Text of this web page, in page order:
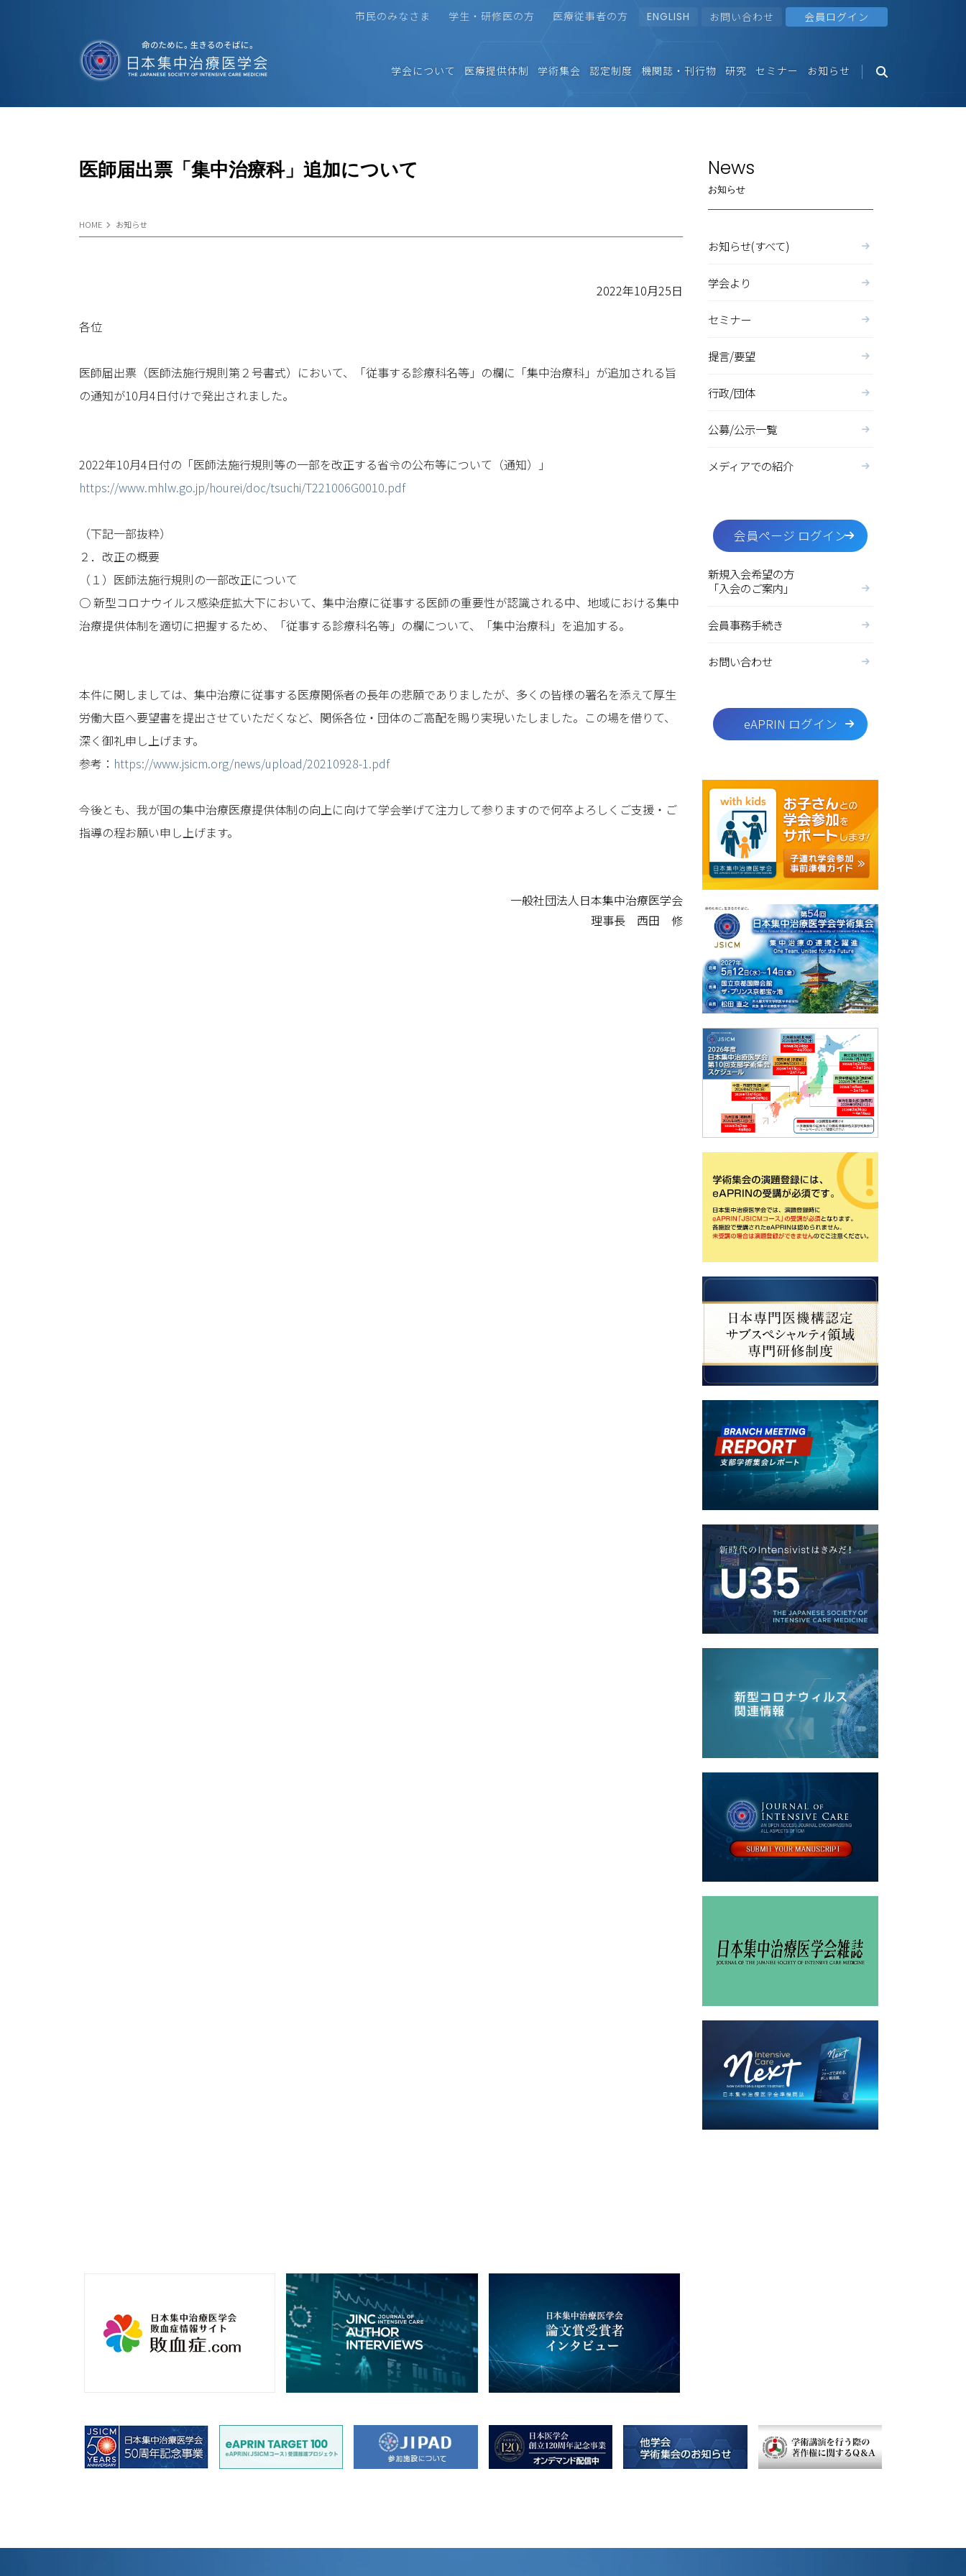
市民のみなさま 学生・研修医の方 医療従事者の方 ENGLISH お問い合わせ 会員ログイン
学会について 医療提供体制 学術集会 認定制度 機関誌・刊行物 研究 セミナー お知らせ
HOME お知らせ
医師届出票「集中治療科」追加について
2022年10月25日
各位
医師届出票（医師法施行規則第２号書式）において、「従事する診療科名等」の欄に「集中治療科」が追加される旨
の通知が10月4日付けで発出されました。
2022年10月4日付の「医師法施行規則等の一部を改正する省令の公布等について（通知）」
https://www.mhlw.go.jp/hourei/doc/tsuchi/T221006G0010.pdf
（下記一部抜粋）
２．改正の概要
（１）医師法施行規則の一部改正について
○ 新型コロナウイルス感染症拡大下において、集中治療に従事する医師の重要性が認識される中、地域における集中
治療提供体制を適切に把握するため、「従事する診療科名等」の欄について、「集中治療科」を追加する。
本件に関しましては、集中治療に従事する医療関係者の長年の悲願でありましたが、多くの皆様の署名を添えて厚生
労働大臣へ要望書を提出させていただくなど、関係各位・団体のご高配を賜り実現いたしました。この場を借りて、
深く御礼申し上げます。
参考： https://www.jsicm.org/news/upload/20210928-1.pdf
今後とも、我が国の集中治療医療提供体制の向上に向けて学会挙げて注力して参りますので何卒よろしくご支援・ご
指導の程お願い申し上げます。
一般社団法人日本集中治療医学会
理事長 西田 修
News
お知らせ
お知らせ(すべて)
学会より
セミナー
提言/要望
行政/団体
公募/公示一覧
メディアでの紹介
会員ページ ログイン
新規入会希望の方
「入会のご案内」
会員事務手続き
お問い合わせ
eAPRIN ログイン